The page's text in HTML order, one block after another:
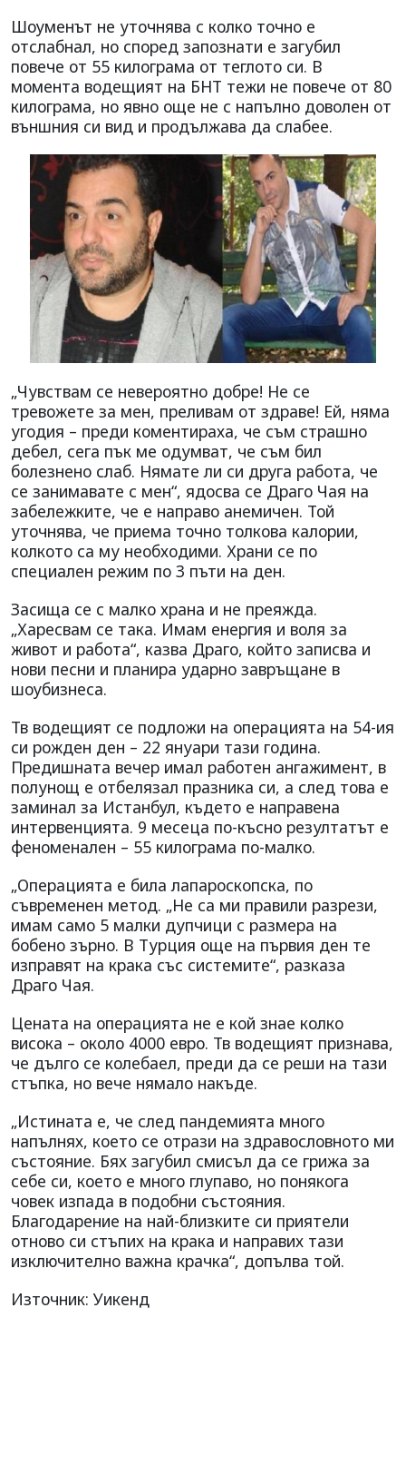
Шоуменът не уточнява с колко точно е
отслабнал, но според запознати е загубил
повече от 55 килограма от теглото си. В
момента водещият на БНТ тежи не повече от 80
килограма, но явно още не с напълно доволен от
външния си вид и продължава да слабее.
„Чувствам се невероятно добре! Не се
тревожете за мен, преливам от здраве! Ей, няма
угодия – преди коментираха, че съм страшно
дебел, сега пък ме одумват, че съм бил
болезнено слаб. Нямате ли си друга работа, че
се занимавате с мен“, ядосва се Драго Чая на
забележките, че е направо анемичен. Той
уточнява, че приема точно толкова калории,
колкото са му необходими. Храни се по
специален режим по 3 пъти на ден.
Засища се с малко храна и не преяжда.
„Харесвам се така. Имам енергия и воля за
живот и работа“, казва Драго, който записва и
нови песни и планира ударно завръщане в
шоубизнеса.
Тв водещият се подложи на операцията на 54-ия
си рожден ден – 22 януари тази година.
Предишната вечер имал работен ангажимент, в
полунощ е отбелязал празника си, а след това е
заминал за Истанбул, където е направена
интервенцията. 9 месеца по-късно резултатът е
феноменален – 55 килограма по-малко.
„Операцията е била лапароскопска, по
съвременен метод. „Не са ми правили разрези,
имам само 5 малки дупчици с размера на
бобено зърно. В Турция още на първия ден те
изправят на крака със системите“, разказа
Драго Чая.
Цената на операцията не е кой знае колко
висока – около 4000 евро. Тв водещият признава,
че дълго се колебаел, преди да се реши на тази
стъпка, но вече нямало накъде.
„Истината е, че след пандемията много
напълнях, което се отрази на здравословното ми
състояние. Бях загубил смисъл да се грижа за
себе си, което е много глупаво, но понякога
човек изпада в подобни състояния.
Благодарение на най-близките си приятели
отново си стъпих на крака и направих тази
изключително важна крачка“, допълва той.
Източник: Уикенд